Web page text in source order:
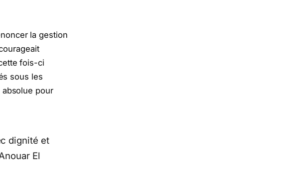
la gestion
fois-ci
sous les
absolue pour
dignité et
El